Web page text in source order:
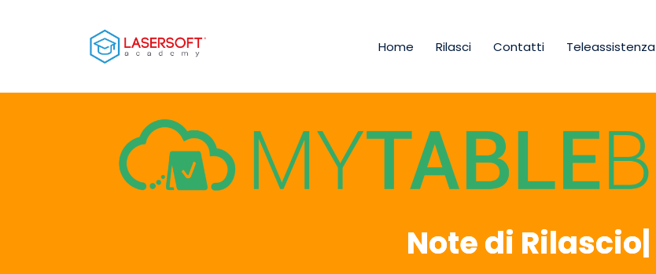
Home Rilasci Contatti Teleassistenza
Note di Rilascio|